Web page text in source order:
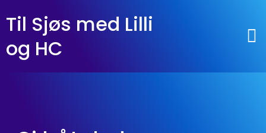
Til Sjøs med Lilli
og HC